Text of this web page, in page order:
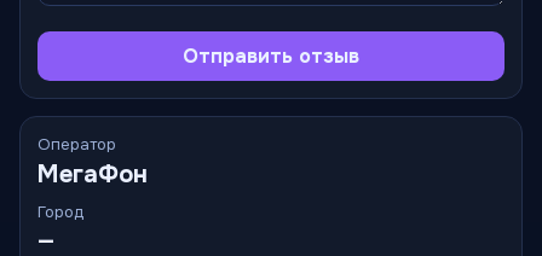
Отправить отзыв
Оператор
МегаФон
Город
—